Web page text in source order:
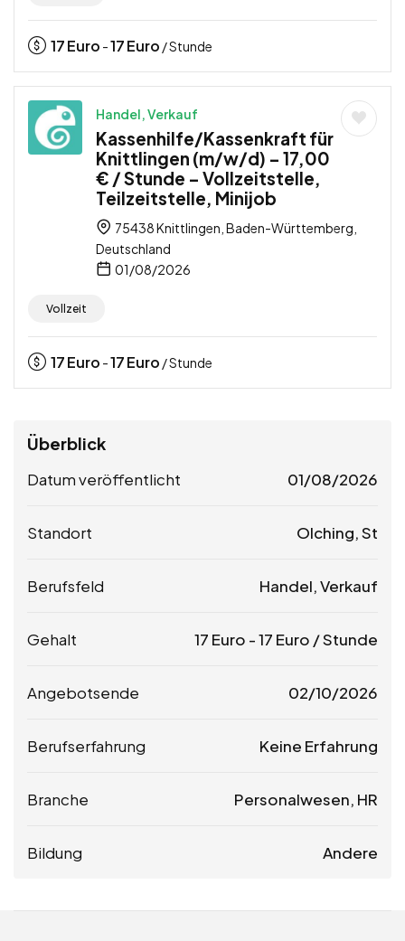
17Euro -17Euro / Stunde
Handel, Verkauf
Kassenhilfe/Kassenkraft für
Knittlingen (m/w/d) – 17,00
€ / Stunde – Vollzeitstelle,
Teilzeitstelle, Minijob
75438 Knittlingen, Baden-Württemberg,
Deutschland
01/08/2026
Vollzeit
17Euro -17Euro / Stunde
Überblick
Datum veröffentlicht 01/08/2026
Standort Olching, St
Berufsfeld Handel, Verkauf
Gehalt 17 Euro -17 Euro / Stunde
Angebotsende 02/10/2026
Berufserfahrung Keine Erfahrung
Branche Personalwesen, HR
Bildung Andere